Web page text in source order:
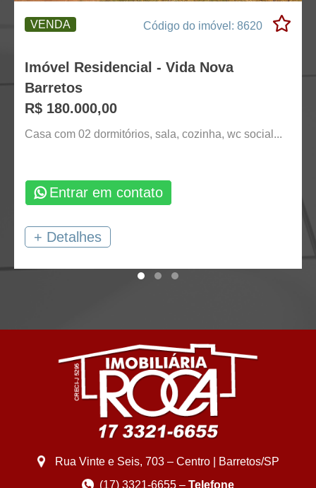
VENDA Código do imóvel: 8620
Imóvel Residencial - Vida Nova
Barretos
R$ 180.000,00
Casa com 02 dormitórios, sala, cozinha, wc social...
Entrar em contato
+ Detalhes
Rua Vinte e Seis, 703 – Centro | Barretos/SP
(17) 3321-6655 – Telefone